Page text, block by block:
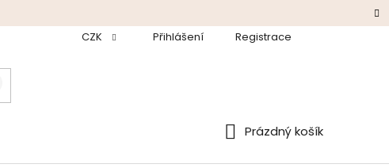
Ochrana údajů Zpětný odběr baterií a
CZK Přihlášení Registrace
Prázdný košík